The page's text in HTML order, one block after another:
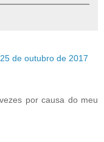
25 de outubro de 2017
por causa do meu